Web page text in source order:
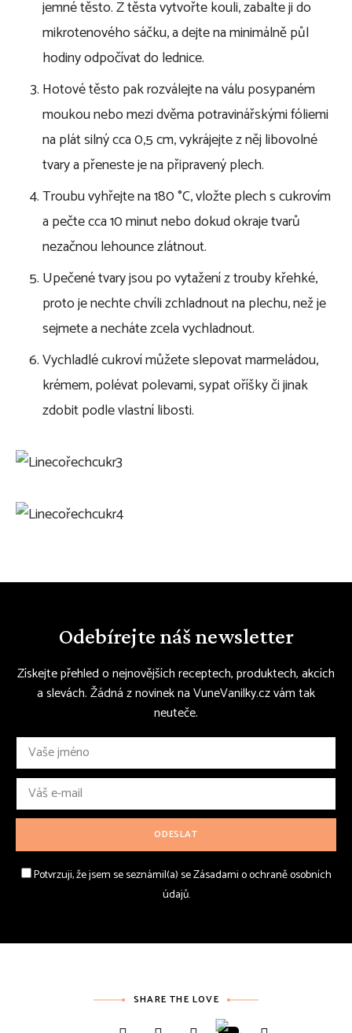
jemné těsto. Z těsta vytvořte kouli, zabalte ji do
mikrotenového sáčku, a dejte na minimálně půl
hodiny odpočívat do lednice.
Hotové těsto pak rozválejte na válu posypaném
moukou nebo mezi dvěma potravinářskými fóliemi
na plát silný cca 0,5 cm, vykrájejte z něj libovolné
tvary a přeneste je na připravený plech.
Troubu vyhřejte na 180 °C, vložte plech s cukrovím
a pečte cca 10 minut nebo dokud okraje tvarů
nezačnou lehounce zlátnout.
Upečené tvary jsou po vytažení z trouby křehké,
proto je nechte chvíli zchladnout na plechu, než je
sejmete a necháte zcela vychladnout.
Vychladlé cukroví můžete slepovat marmeládou,
krémem, polévat polevami, sypat oříšky či jinak
zdobit podle vlastní libosti.
Odebírejte náš newsletter
Získejte přehled o nejnovějších receptech, produktech, akcích
a slevách. Žádná z novinek na VuneVanilky.cz vám tak
neuteče.
Potvrzuji, že jsem se seznámil(a) se Zásadami o ochraně osobních
údajů.
SHARE THE LOVE